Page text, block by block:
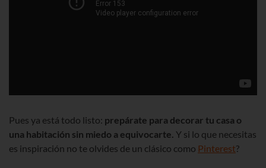
Pues ya está todo listo: prepárate para decorar tu casa o
una habitación sin miedo a equivocarte. Y si lo que necesitas
es inspiración no te olvides de un clásico como Pinterest?